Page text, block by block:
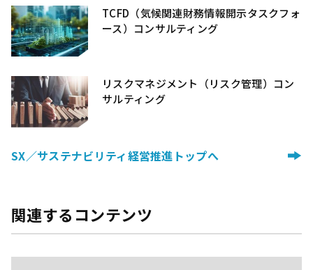
TCFD（気候関連財務情報開示タスクフォ
ース）コンサルティング
リスクマネジメント（リスク管理）コン
サルティング
SX／サステナビリティ経営推進トップへ
関連するコンテンツ